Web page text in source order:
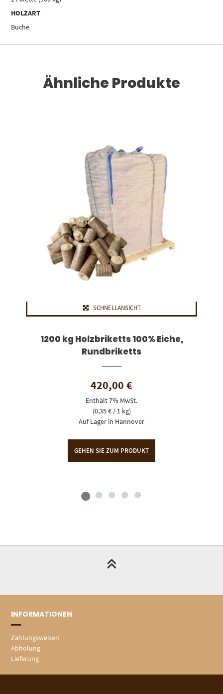
HOLZART
Buche
Ähnliche Produkte
SCHNELLANSICHT
1200 kg Holzbriketts 100% Eiche,
Rundbriketts
420,00€
Enthält 7% MwSt.
(0,35€/ 1 kg)
Auf Lager in Hannover
GEHEN SIE ZUM PRODUKT
INFORMATIONEN
Zahlungsweisen
Abholung
Lieferung